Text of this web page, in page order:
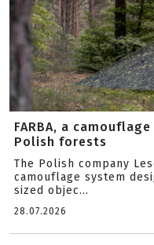
FARBA, a
Polish forests
The Polish company
camouflage system
sized objec...
28.07.2026